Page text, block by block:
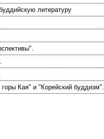
литературу
Кая" и "Корейский буддизм".